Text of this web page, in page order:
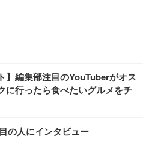
】編集部注目のYouTuberがオス
に行ったら食べたいグルメをチ
の人にインタビュー